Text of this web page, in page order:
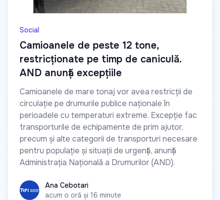
Social
Camioanele de peste 12 tone,
restricționate pe timp de caniculă.
AND anunță excepțiile
Camioanele de mare tonaj vor avea restricții de
circulație pe drumurile publice naționale în
perioadele cu temperaturi extreme. Excepție fac
transporturile de echipamente de prim ajutor,
precum și alte categorii de transporturi necesare
pentru populație și situații de urgență, anunță
Administrația Națională a Drumurilor (AND).
Ana CebotariAna Cebotari
acum o oră și 16 minute